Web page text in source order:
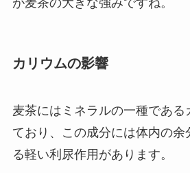
カリウムの影響
麦茶にはミネラルの一種である
ており、この成分には体内の余
る軽い利尿作用があります。